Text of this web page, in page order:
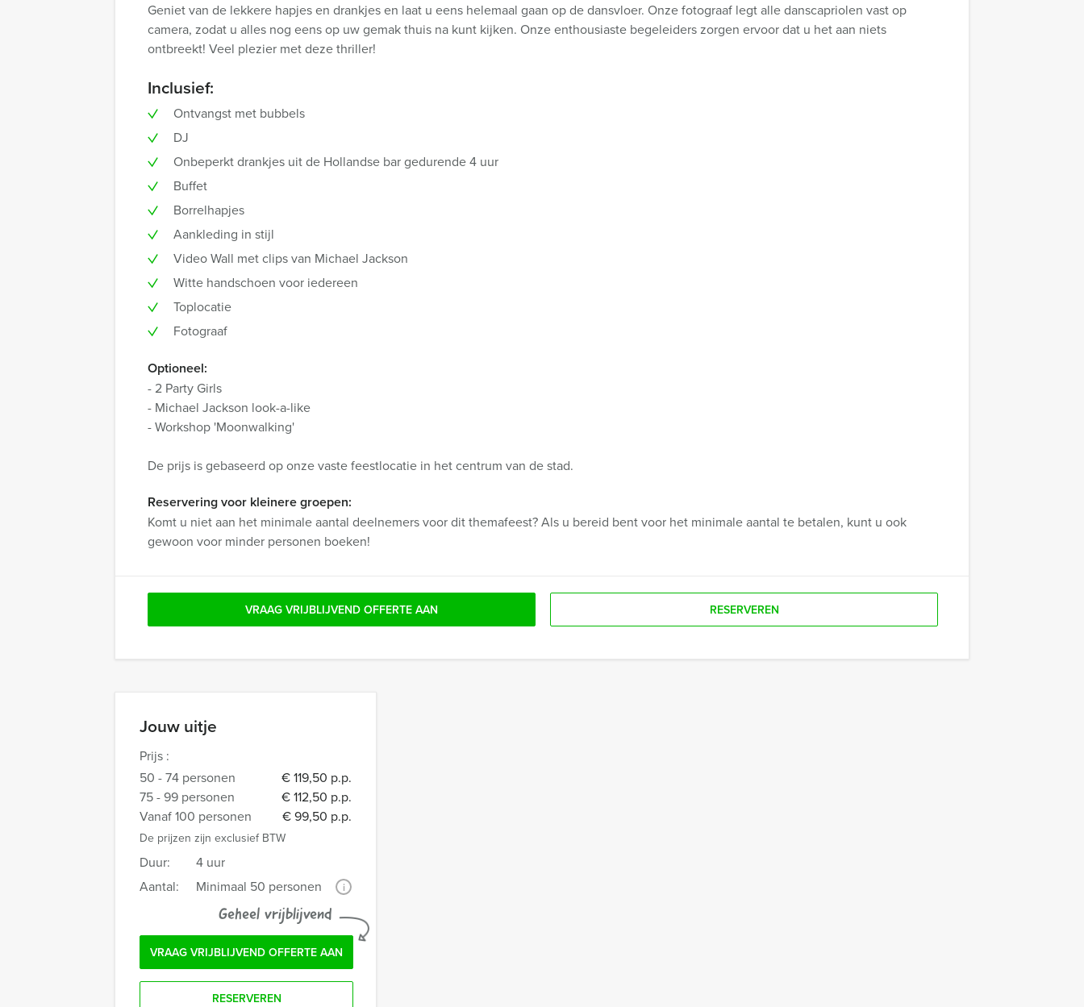
Jouw uitje
Prijs :
50 - 74 personen
€ 119,50 p.p.
75 - 99 personen
€ 112,50 p.p.
Vanaf 100 personen
€ 99,50 p.p.
De prijzen zijn exclusief BTW
Duur:
4 uur
Aantal:
Minimaal 50 personen i
Geheel vrijblijvend
VRAAG VRIJBLIJVEND OFFERTE AAN
RESERVEREN
Geniet van de lekkere hapjes en drankjes en laat u eens helemaal gaan op de dansvloer. Onze fotograaf legt alle danscapriolen vast op
camera, zodat u alles nog eens op uw gemak thuis na kunt kijken. Onze enthousiaste begeleiders zorgen ervoor dat u het aan niets
ontbreekt! Veel plezier met deze thriller!
Inclusief:
Ontvangst met bubbels
DJ
Onbeperkt drankjes uit de Hollandse bar gedurende 4 uur
Buffet
Borrelhapjes
Aankleding in stijl
Video Wall met clips van Michael Jackson
Witte handschoen voor iedereen
Toplocatie
Fotograaf
Optioneel:
- 2 Party Girls
- Michael Jackson look-a-like
- Workshop 'Moonwalking'
De prijs is gebaseerd op onze vaste feestlocatie in het centrum van de stad.
Reservering voor kleinere groepen:
Komt u niet aan het minimale aantal deelnemers voor dit themafeest? Als u bereid bent voor het minimale aantal te betalen, kunt u ook
gewoon voor minder personen boeken!
VRAAG VRIJBLIJVEND OFFERTE AAN RESERVEREN